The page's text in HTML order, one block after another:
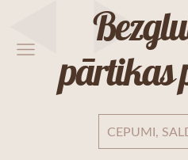
pārtikas
CEPUMI,